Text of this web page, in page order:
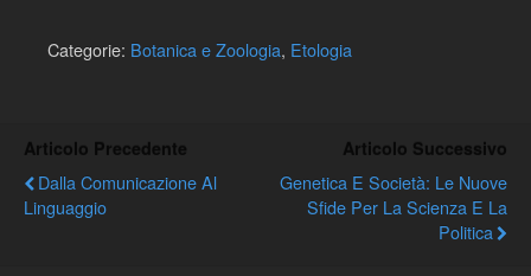
Categorie: Botanica e Zoologia, Etologia
Articolo Precedente
Dalla Comunicazione Al
Linguaggio
Articolo Successivo
Genetica E Società: Le Nuove
Sfide Per La Scienza E La
Politica